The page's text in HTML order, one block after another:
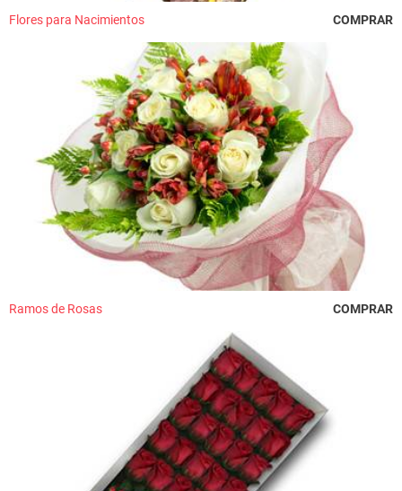
Flores para Nacimientos COMPRAR
Ramos de Rosas COMPRAR